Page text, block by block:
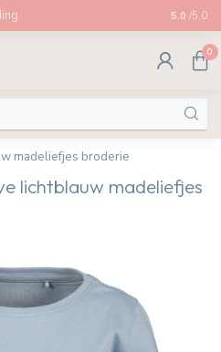
Afhalen
5.0 /5.0
0
madeliefjes broderie
lichtblauw madeliefjes